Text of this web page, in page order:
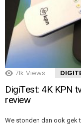
71k Views
DigiTest: 4K KPN
review
We stonden dan ook gek